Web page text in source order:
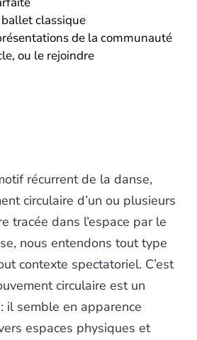
classique
de la communauté
ou le rejoindre
récurrent de la danse,
circulaire d’un ou plusieurs
tracée dans l’espace par le
nous entendons tout type
contexte spectatoriel. C’est
circulaire est un
il semble en apparence
espaces physiques et